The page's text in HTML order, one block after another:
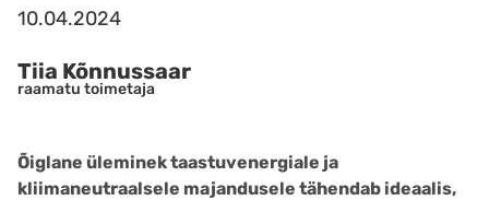
10.04.2024
Tiia Kõnnussaar
raamatu toimetaja
Õiglane üleminek taastuvenergiale ja
kliimaneutraalsele majandusele tähendab ideaalis,